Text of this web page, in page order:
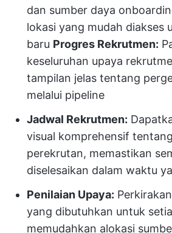
dan sumber daya
lokasi yang mudah diakses
baru Progres Rekrutmen:
keseluruhan upaya
tampilan jelas tentang
melalui pipeline
Jadwal Rekrutmen:
visual komprehensif
perekrutan, memastikan
diselesaikan dalam waktu
Penilaian Upaya:
yang dibutuhkan untuk
memudahkan alokasi